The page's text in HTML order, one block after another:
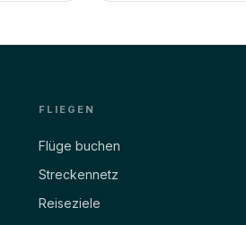
FLIEGEN
Flüge buchen
Streckennetz
Reiseziele